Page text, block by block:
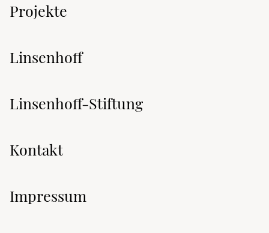
Projekte
Linsenhoff
Linsenhoff-Stiftung
Kontakt
Impressum